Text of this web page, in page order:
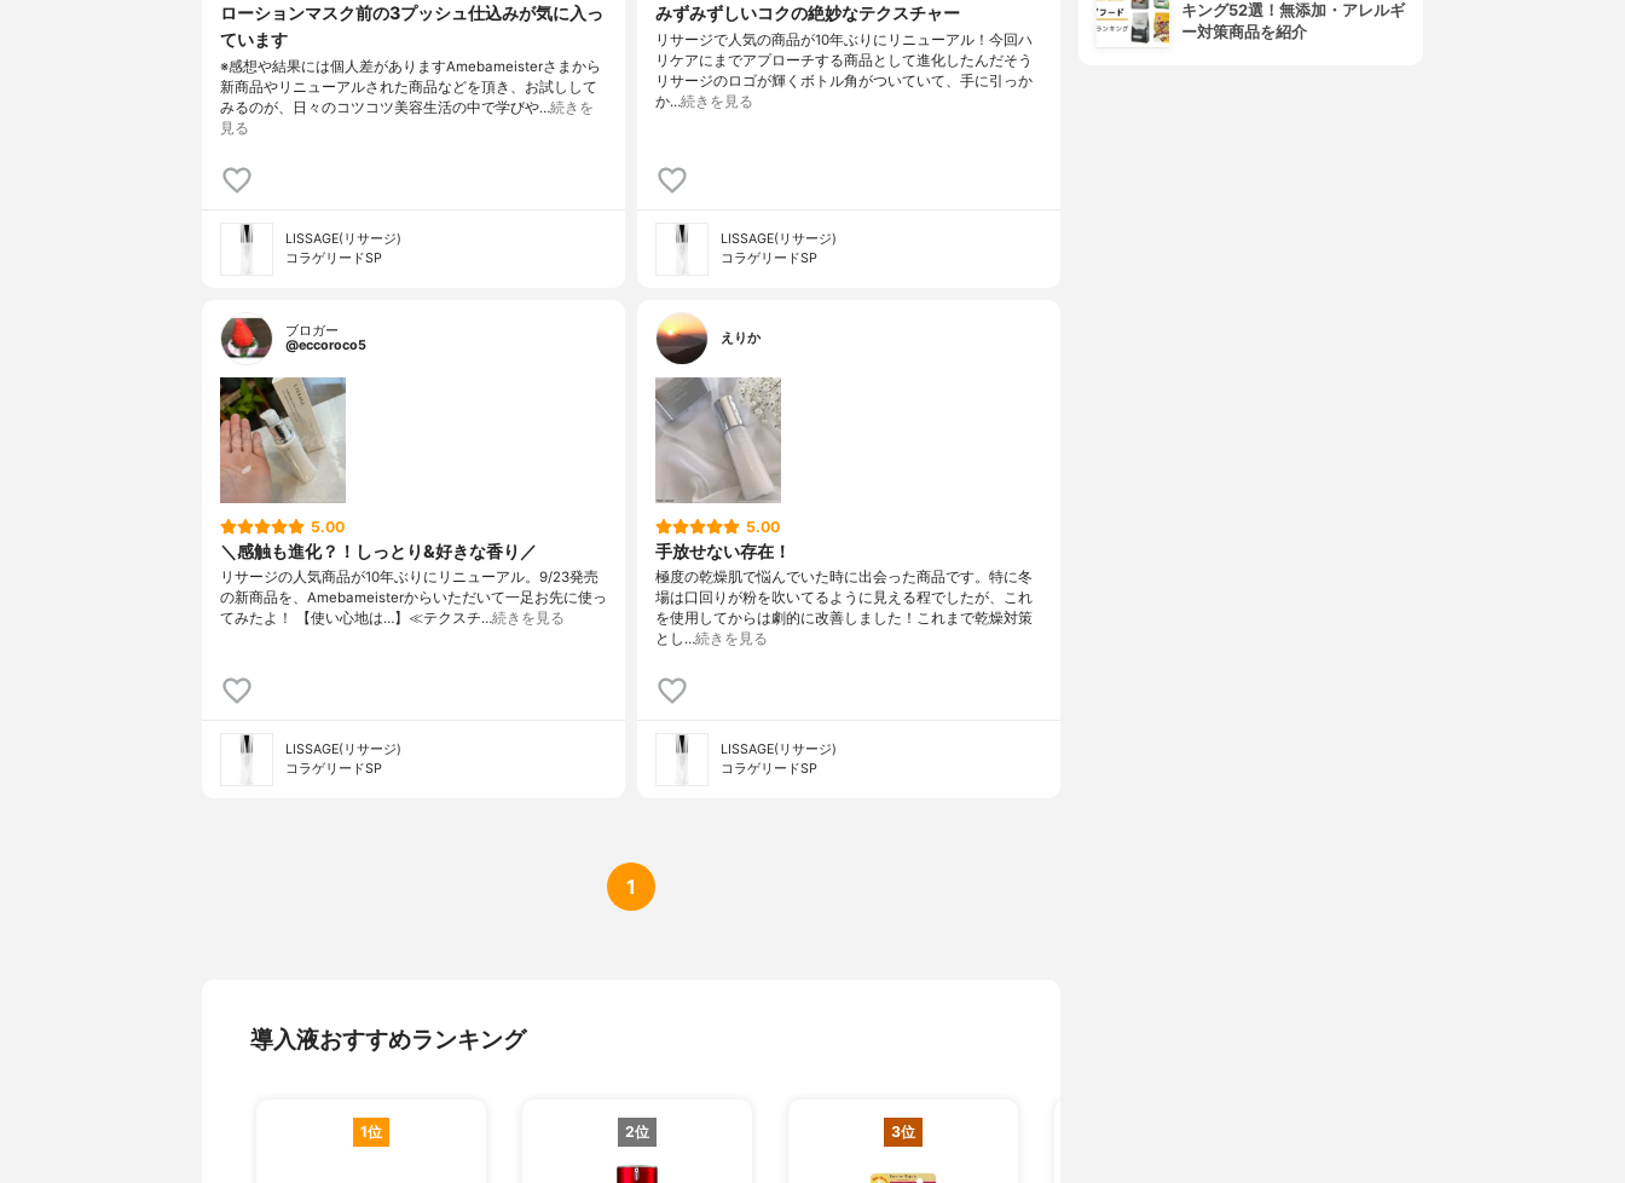
ローションマスク前の3プッシュ仕込みが気に入っ
ています
※感想や結果には個人差がありますAmebameisterさまから
新商品やリニューアルされた商品などを頂き、お試しして
みるのが、日々のコツコツ美容生活の中で学びや…続きを
見る
LISSAGE(リサージ)
コラゲリードSP
みずみずしいコクの絶妙なテクスチャー
リサージで人気の商品が10年ぶりにリニューアル！今回ハ
リケアにまでアプローチする商品として進化したんだそう
リサージのロゴが輝くボトル角がついていて、手に引っか
か…続きを見る
LISSAGE(リサージ)
コラゲリードSP
ブロガー
@eccoroco5
5.00
＼感触も進化？！しっとり&好きな香り／
リサージの人気商品が10年ぶりにリニューアル。9/23発売
の新商品を、Amebameisterからいただいて一足お先に使っ
てみたよ！ 【使い心地は…】≪テクスチ…続きを見る
LISSAGE(リサージ)
コラゲリードSP
えりか
5.00
手放せない存在！
極度の乾燥肌で悩んでいた時に出会った商品です。特に冬
場は口回りが粉を吹いてるように見える程でしたが、これ
を使用してからは劇的に改善しました！これまで乾燥対策
とし…続きを見る
LISSAGE(リサージ)
コラゲリードSP
1
導入液おすすめランキング
1位 2位 3位
キング52選！無添加・アレルギ
ー対策商品を紹介